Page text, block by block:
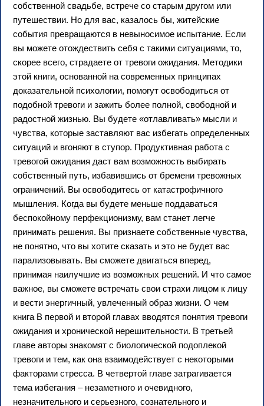
собственной свадьбе, встрече со старым другом или
путешествии. Но для вас, казалось бы, житейские
события превращаются в невыносимое испытание. Если
вы можете отождествить себя с такими ситуациями, то,
скорее всего, страдаете от тревоги ожидания. Методики
этой книги, основанной на современных принципах
доказательной психологии, помогут освободиться от
подобной тревоги и зажить более полной, свободной и
радостной жизнью. Вы будете «отлавливать» мысли и
чувства, которые заставляют вас избегать определенных
ситуаций и вгоняют в ступор. Продуктивная работа с
тревогой ожидания даст вам возможность выбирать
собственный путь, избавившись от бремени тревожных
ограничений. Вы освободитесь от катастрофичного
мышления. Когда вы будете меньше поддаваться
беспокойному перфекционизму, вам станет легче
принимать решения. Вы признаете собственные чувства,
не понятно, что вы хотите сказать и это не будет вас
парализовывать. Вы сможете двигаться вперед,
принимая наилучшие из возможных решений. И что самое
важное, вы сможете встречать свои страхи лицом к лицу
и вести энергичный, увлеченный образ жизни. О чем
книга В первой и второй главах вводятся понятия тревоги
ожидания и хронической нерешительности. В третьей
главе авторы знакомят с биологической подоплекой
тревоги и тем, как она взаимодействует с некоторыми
факторами стресса. В четвертой главе затрагивается
тема избегания – незаметного и очевидного,
незначительного и серьезного, сознательного и